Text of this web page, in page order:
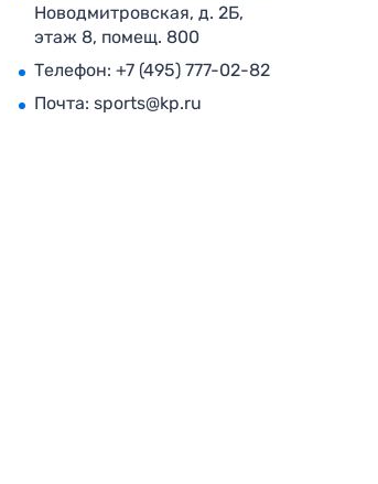
Новодмитровская, д. 2Б,
этаж 8, помещ. 800
Телефон: +7 (495) 777-02-82
Почта: sports@kp.ru